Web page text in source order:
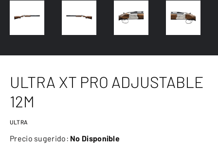
ULTRA XT PRO ADJUSTABLE
12M
ULTRA
Precio sugerido: No Disponible